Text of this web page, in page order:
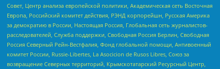
Совет, Центр анализа европейской политики, Академическая сеть Восточная
Европа, Российский комитет действия, РЭНД корпорейшн, Русская Америка
за демократию в России, Настоящая Россия, Глобальная сеть журналистов-
расследователей, Служба поддержки, Свободная Россия Берлин, Свободная
Россия Северный Рейн-Вестфалия, Фонд глобальной помощи, Антивоенный
комитет России, Russie-Libertes, La Asocicion de Rusos Libres, Союз за
возвращение Северных территорий, Крымскотатарский Ресурсный Центр,